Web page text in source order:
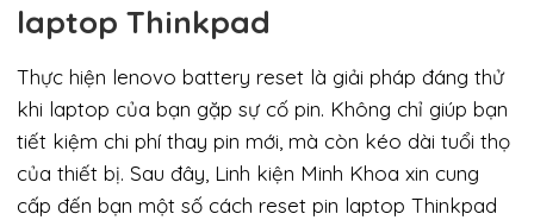
laptop Thinkpad
Thực hiện lenovo battery reset là giải pháp đáng thử
khi laptop của bạn gặp sự cố pin. Không chỉ giúp bạn
tiết kiệm chi phí thay pin mới, mà còn kéo dài tuổi thọ
của thiết bị. Sau đây, Linh kiện Minh Khoa xin cung
cấp đến bạn một số cách reset pin laptop Thinkpad